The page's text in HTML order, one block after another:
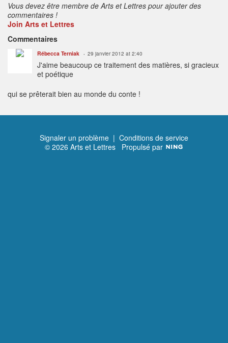
Vous devez être membre de Arts et Lettres pour ajouter des
commentaires !
Join Arts et Lettres
Commentaires
Rébecca Terniak 29 janvier 2012 at 2:40
J'aime beaucoup ce traitement des matières, si gracieux
et poétique
qui se prêterait bien au monde du conte !
Signaler un problème | Conditions de service
© 2026 Arts et Lettres Propulsé par